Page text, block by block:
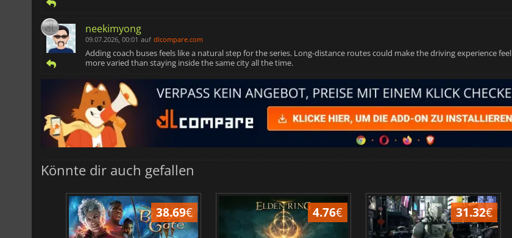
neekimyong
09.07.2026, 00:01 auf dlcompare.com
Adding coach buses feels like a natural step for the series. Long-distance routes could make the driving experience feel
more varied than staying inside the same city all the time.
Könnte dir auch gefallen
38.69€ 4.76€ 31.32€